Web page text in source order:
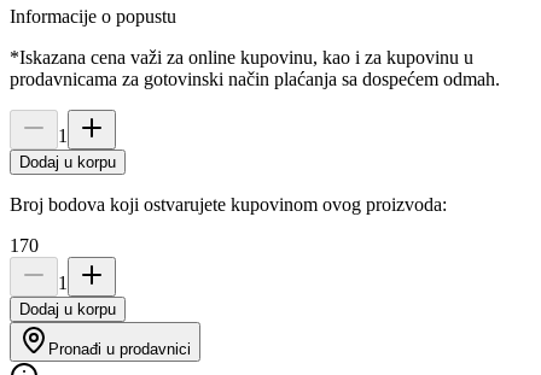
Informacije o popustu
*Iskazana cena važi za online kupovinu, kao i za kupovinu u
prodavnicama za gotovinski način plaćanja sa dospećem odmah.
1
Dodaj u korpu
Broj bodova koji ostvarujete kupovinom ovog proizvoda:
170
1
Dodaj u korpu
Pronađi u prodavnici